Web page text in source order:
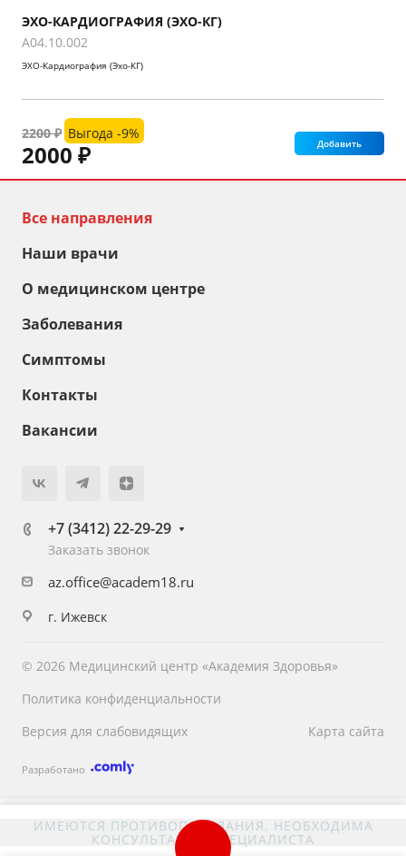
ЭХО-КАРДИОГРАФИЯ (ЭХО-КГ)
A04.10.002
ЭХО-Кардиография (Эхо-КГ)
2000 ₽
2200 ₽ Выгода -9%
Добавить
Все направления
Наши врачи
О медицинском центре
Заболевания
Симптомы
Контакты
Вакансии
+7 (3412) 22-29-29
Заказать звонок
az.office@academ18.ru
г. Ижевск
© 2026 Медицинский центр «Академия Здоровья»
Политика конфиденциальности
Версия для слабовидящих
Карта сайта
Разработано
ИМЕЮТСЯ ПРОТИВОПОКАЗАНИЯ. НЕОБХОДИМА
КОНСУЛЬТАЦИЯ СПЕЦИАЛИСТА